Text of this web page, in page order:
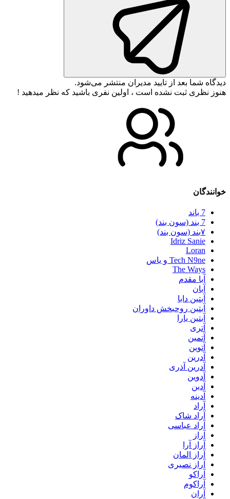
دیدگاه شما بعد از تایید مدیران منتشر می‌شود.
هنوز نظری ثبت نشده است ، اولین نفری باشید که نظر میدهید !
خوانندگان
7 باند
7 بند (سون بند)
۷بند (سون بند)
Idriz Sanie
Loran
Tech N9ne و یاس
The Ways
آبا مقدم
آبان
آبتین دابا
آبتین روحبخش داوران
آبتین یارا
آتری
آتمین
آتوین
آدرین
آدرین آذری
آدوین
آدین
آدینه
آراد
آراد شاک
آراد عباسی
آراز
آراز آرا
آراز المان
آراز نصیری
آراکو
آراکوم
آران